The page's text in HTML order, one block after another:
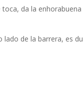
da la
de la barrera, es